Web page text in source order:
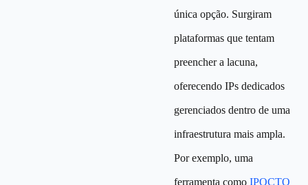
única opção. Surgiram
plataformas que tentam
preencher a lacuna,
oferecendo IPs dedicados
gerenciados dentro de uma
infraestrutura mais ampla.
Por exemplo, uma
ferramenta como IPOCTO